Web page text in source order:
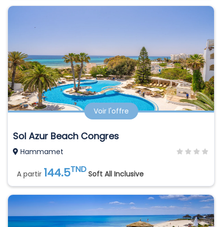
Voir l'offre
Sol Azur Beach Congres
Hammamet
A partir 144.5TND Soft All Inclusive